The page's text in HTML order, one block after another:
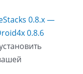
0.8.x —
0.8.6